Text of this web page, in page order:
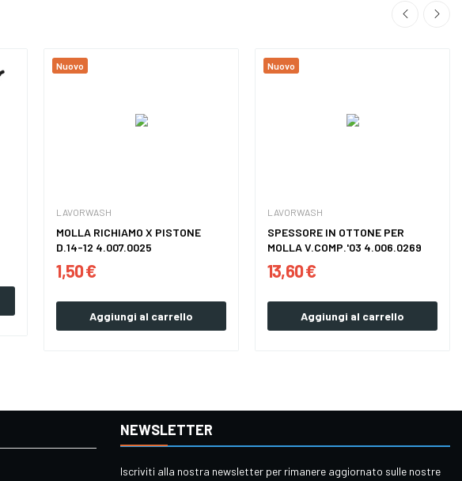
Nuovo
LAVORWASH
MOLLA RICHIAMO X PISTONE
D.14-12 4.007.0025
1,50 €
Aggiungi al carrello
Nuovo
LAVORWASH
SPESSORE IN OTTONE PER
MOLLA V.COMP.'03 4.006.0269
13,60 €
Aggiungi al carrello
NEWSLETTER
Iscriviti alla nostra newsletter per rimanere aggiornato sulle nostre